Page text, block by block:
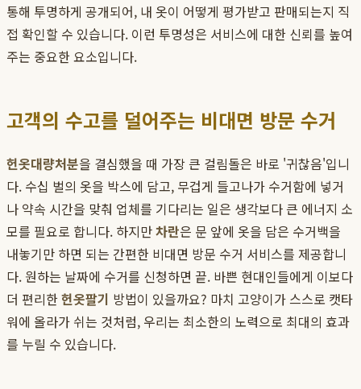
통해 투명하게 공개되어, 내 옷이 어떻게 평가받고 판매되는지 직
접 확인할 수 있습니다. 이런 투명성은 서비스에 대한 신뢰를 높여
주는 중요한 요소입니다.
고객의 수고를 덜어주는 비대면 방문 수거
헌옷대량처분을 결심했을 때 가장 큰 걸림돌은 바로 '귀찮음'입니
다. 수십 벌의 옷을 박스에 담고, 무겁게 들고나가 수거함에 넣거
나 약속 시간을 맞춰 업체를 기다리는 일은 생각보다 큰 에너지 소
모를 필요로 합니다. 하지만차란은 문 앞에 옷을 담은 수거백을
내놓기만 하면 되는 간편한 비대면 방문 수거 서비스를 제공합니
다. 원하는 날짜에 수거를 신청하면 끝. 바쁜 현대인들에게 이보다
더 편리한헌옷팔기 방법이 있을까요? 마치 고양이가 스스로 캣타
워에 올라가 쉬는 것처럼, 우리는 최소한의 노력으로 최대의 효과
를 누릴 수 있습니다.